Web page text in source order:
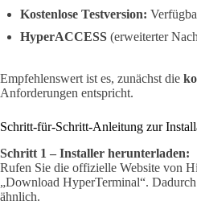
Kostenlose Testversion:
HyperACCESS (erweiterter
Empfehlenswert ist es, zunächst die
Anforderungen entspricht.
Schritt-für-Schritt-Anleitung zur
Schritt 1 – Installer herunterladen:
Rufen Sie die offizielle Website von
„Download HyperTerminal“.
ähnlich.